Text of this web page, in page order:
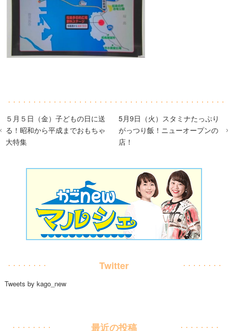
５月５日（金）子どもの日に送
る！昭和から平成までおもちゃ
大特集
5月9日（火）スタミナたっぷり
がっつり飯！ニューオープンの
店！
Twitter
Tweets by kago_new
最近の投稿